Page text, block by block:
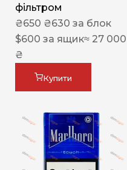
фільтром
₴650 ₴630 за блок
$600 за ящик≈ 27 000
₴
Купити